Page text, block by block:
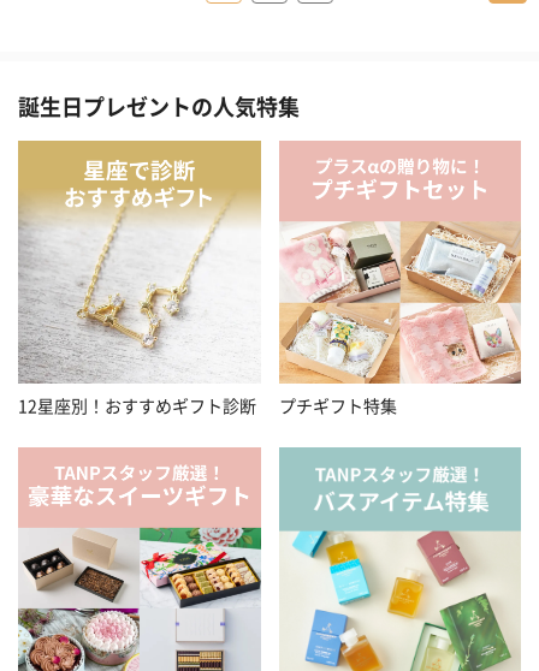
誕生日プレゼントの人気特集
12星座別！おすすめギフト診断 プチギフト特集